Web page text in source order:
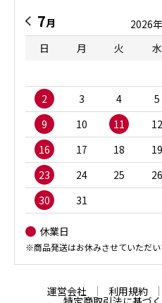
7月 2026年
日
月 火 水
2
3 4 5
9
10 11 12
16
17 18 19
23
24 25 26
30
31
休業日
※商品発送はお休みさせていただい
運営会社 利用規約